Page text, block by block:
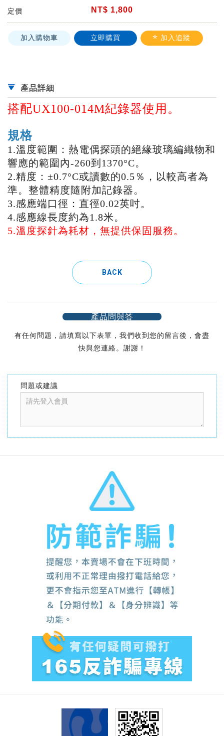
定價 NT$ 1,800
加入購物車 立即購買 加入追蹤
產品詳細
搭配UX100-014M紀錄器使用。
規格
1.溫度範圍：熱電偶探頭的絕緣玻璃編織物和
響應的範圍內-260到1370°C。
2.精度：±0.7°C或讀數的0.5％，以較高者為
準。整體精度隨附加記錄器。
3.感應端口徑：直徑0.02英吋。
4.感應線長度約為1.8米。
5.溫度探針為耗材，無提供保固服務。
BACK
產品問與答
有任何問題，請填寫以下表單，我們收到您的留言後，會盡
快與您連絡。謝謝！
問題或建議